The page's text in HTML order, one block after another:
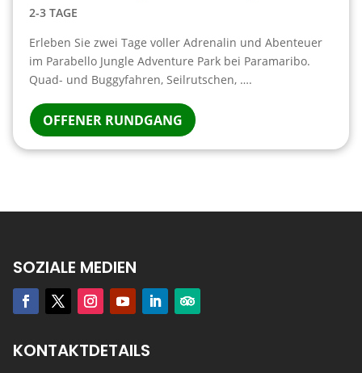
2-3 TAGE
Erleben Sie zwei Tage voller Adrenalin und Abenteuer
im Parabello Jungle Adventure Park bei Paramaribo.
Quad- und Buggyfahren, Seilrutschen, ….
OFFENER RUNDGANG
SOZIALE MEDIEN
KONTAKTDETAILS